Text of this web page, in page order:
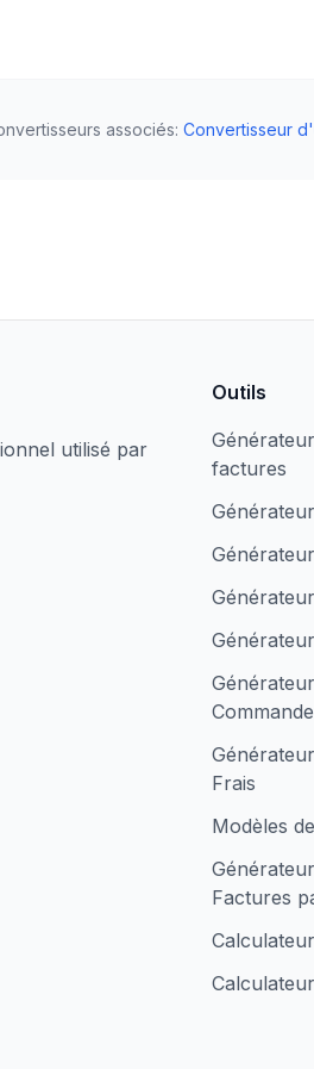
associés: Convertisseur
utilisé par
Outils
factures
Frais
Modèles
Factures